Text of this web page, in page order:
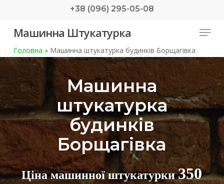
main
+38 (096) 295-05-08
Машинна Штукатурка Menu
Головна »Машинна штукатурка будинків Борщагівка
Машинна
штукатурка
будинків
Борщагівка
Ціна машинної штукатурки350